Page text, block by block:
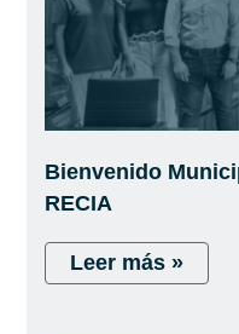
Bienvenido
RECIA
Leer más »